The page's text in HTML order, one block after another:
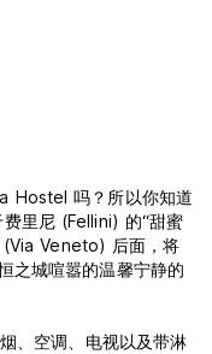
Hostel 吗？所以你知道
里尼 (Fellini) 的“甜蜜
Veneto) 后面，将
之城喧嚣的温馨宁静的
、空调、电视以及带淋